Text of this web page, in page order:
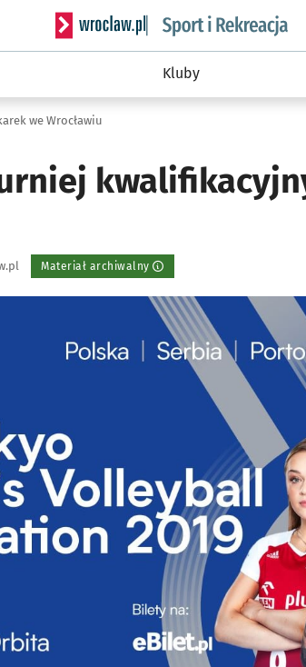
Serwis informacyjny wroclaw.pl
Kluby
we Wrocławiu
Materiał archiwalny